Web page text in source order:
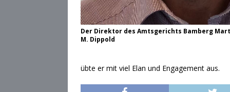
Der Direktor des Amtsgerichts Bamberg
M. Dippold
übte er mit viel Elan und Engagement aus.